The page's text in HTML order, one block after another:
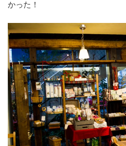
かった！